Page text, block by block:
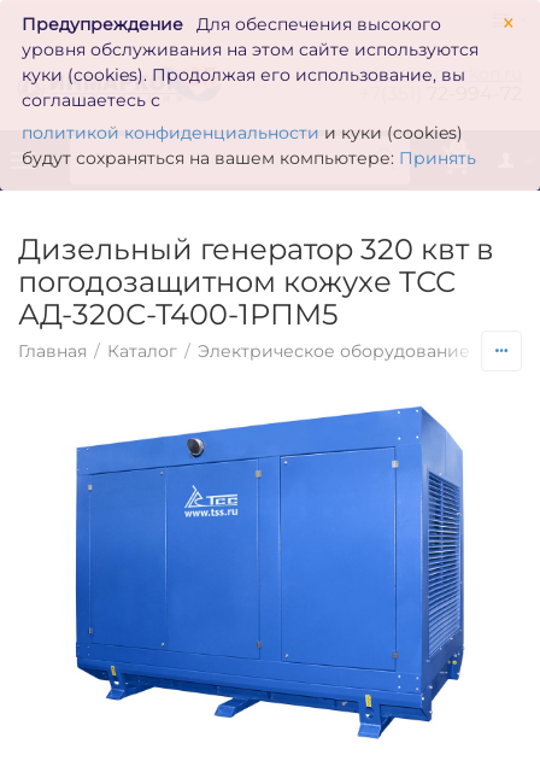
×
Предупреждение
Для обеспечения высокого
уровня обслуживания на этом сайте используются
куки (cookies). Продолжая его использование, вы
соглашаетесь с
политикой конфиденциальности и куки (cookies)
будут сохраняться на вашем компьютере: Принять
zakaz@inmarkon.ru
0
Дизельный генератор 320 квт в
погодозащитном кожухе ТСС
АД-320С-Т400-1РПМ5
Главная / Каталог / Электрическое оборудование